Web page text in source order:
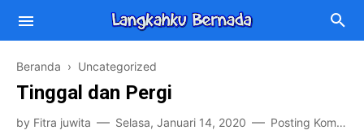
Beranda › Uncategorized
Tinggal dan Pergi
by Fitra juwita Selasa, Januari 14, 2020 Posting Komentar